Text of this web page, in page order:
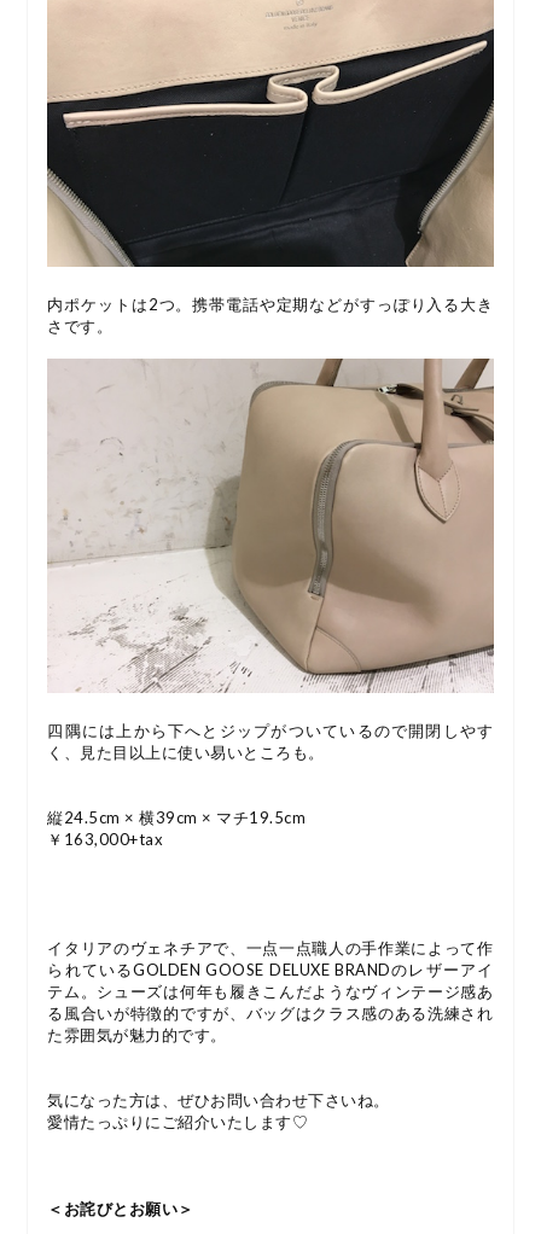
内ポケットは2つ。携帯電話や定期などがすっぽり入る大き
さです。
四隅には上から下へとジップがついているので開閉しやす
く、見た目以上に使い易いところも。
縦24.5cm × 横39cm × マチ19.5cm
￥163,000+tax
イタリアのヴェネチアで、一点一点職人の手作業によって作
られているGOLDEN GOOSE DELUXE BRANDのレザーアイ
テム。シューズは何年も履きこんだようなヴィンテージ感あ
る風合いが特徴的ですが、バッグはクラス感のある洗練され
た雰囲気が魅力的です。
気になった方は、ぜひお問い合わせ下さいね。
愛情たっぷりにご紹介いたします♡
＜お詫びとお願い＞